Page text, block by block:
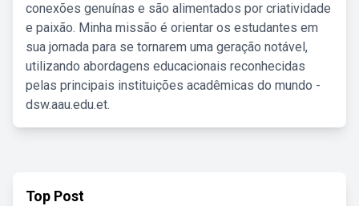
conexões genuínas e são alimentados por criatividade
e paixão. Minha missão é orientar os estudantes em
sua jornada para se tornarem uma geração notável,
utilizando abordagens educacionais reconhecidas
pelas principais instituições acadêmicas do mundo -
dsw.aau.edu.et.
Top Post